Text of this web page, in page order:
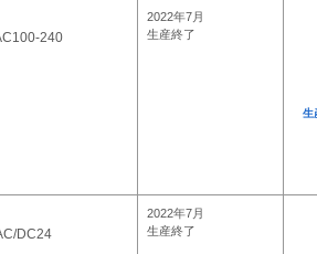
240
2022年7月
生産終了
生
DC24
2022年7月
生産終了